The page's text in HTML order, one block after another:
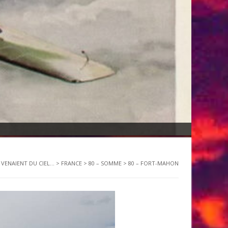
DU CIEL... > FRANCE > 80 – SOMME > 80 – FORT-MAHON